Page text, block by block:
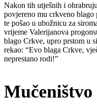
Nakon tih utješnih i
povjereno mu crkveno blago
te pošao u ubožnicu za
vrijeme Valerijanova
blago Crkve, upro prstom u
rekao: “Evo blaga Crkve,
neprestano rodi!”
Mučeništvo